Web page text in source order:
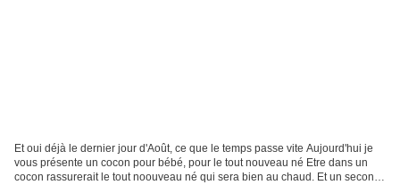
Et oui déjà le dernier jour d'Août, ce que le temps passe vite Aujourd'hui je
vous présente un cocon pour bébé, pour le tout nouveau né Etre dans un
cocon rassurerait le tout noouveau né qui sera bien au chaud. Et un second